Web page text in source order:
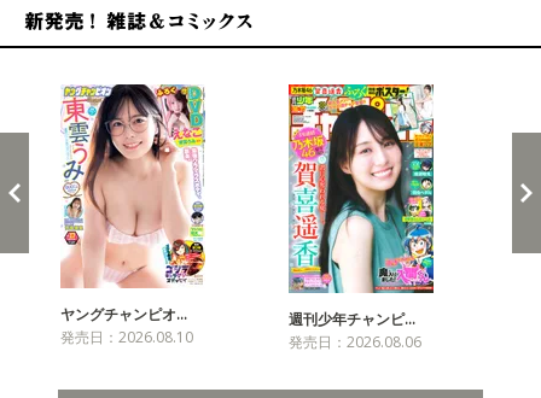
ヤングチャンピオ…
発売日：2026.08.10
週刊少年チャンピ…
発売日：2026.08.06